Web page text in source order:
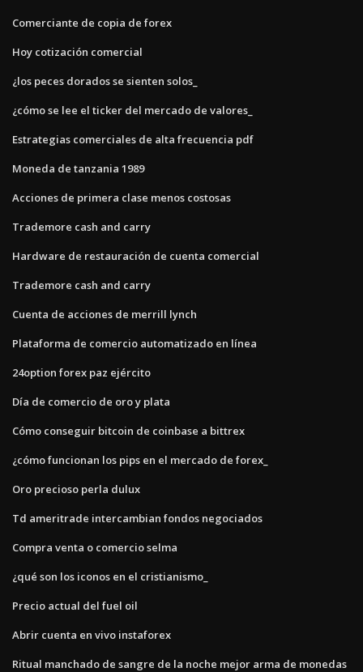
Comerciante de copia de forex
Hoy cotización comercial
¿los peces dorados se sienten solos_
¿cómo se lee el ticker del mercado de valores_
Estrategias comerciales de alta frecuencia pdf
Moneda de tanzania 1989
Acciones de primera clase menos costosas
Trademore cash and carry
Hardware de restauración de cuenta comercial
Trademore cash and carry
Cuenta de acciones de merrill lynch
Plataforma de comercio automatizado en línea
24option forex paz ejército
Día de comercio de oro y plata
Cómo conseguir bitcoin de coinbase a bittrex
¿cómo funcionan los pips en el mercado de forex_
Oro precioso perla dulux
Td ameritrade intercambian fondos negociados
Compra venta o comercio selma
¿qué son los iconos en el cristianismo_
Precio actual del fuel oil
Abrir cuenta en vivo instaforex
Ritual manchado de sangre de la noche mejor arma de monedas